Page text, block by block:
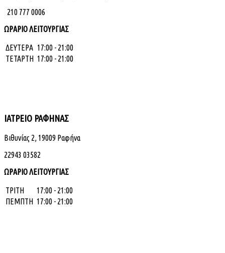
210 777 0006
ΩΡΑΡΙΟ ΛΕΙΤΟΥΡΓΙΑΣ
ΔΕΥΤΕΡΑ 17:00 - 21:00
ΤΕΤΑΡΤΗ 17:00 - 21:00
ΙΑΤΡΕΙΟ ΡΑΦΗΝΑΣ
Βιθυνίας 2, 19009 Ραφήνα
22943 03582
ΩΡΑΡΙΟ ΛΕΙΤΟΥΡΓΙΑΣ
ΤΡΙΤΗ
17:00 - 21:00
ΠΕΜΠΤΗ 17:00 - 21:00